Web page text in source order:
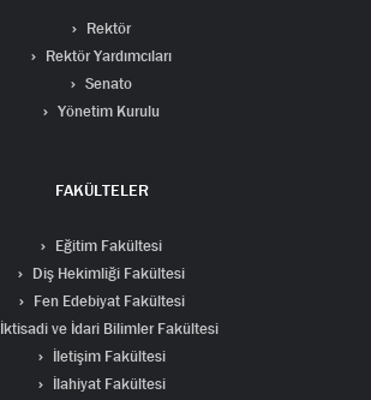
Rektör
Rektör Yardımcıları
Senato
Yönetim Kurulu
FAKÜLTELER
Eğitim Fakültesi
Diş Hekimliği Fakültesi
Fen Edebiyat Fakültesi
İktisadi ve İdari Bilimler Fakültesi
İletişim Fakültesi
İlahiyat Fakültesi